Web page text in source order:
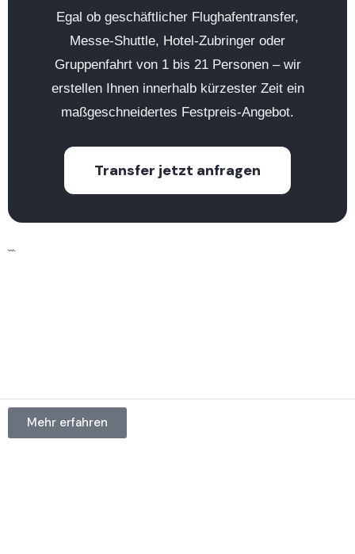
Egal ob geschäftlicher Flughafentransfer,
Messe-Shuttle, Hotel-Zubringer oder
Gruppenfahrt von 1 bis 21 Personen – wir
erstellen Ihnen innerhalb kürzester Zeit ein
maßgeschneidertes Festpreis-Angebot.
Transfer jetzt anfragen
```
Mehr erfahren